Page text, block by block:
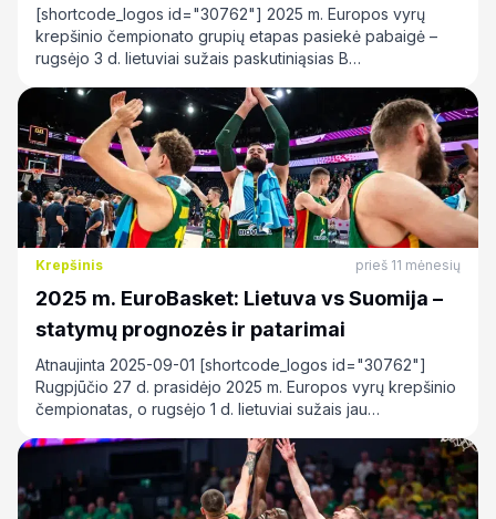
[shortcode_logos id="30762"] 2025 m. Europos vyrų
krepšinio čempionato grupių etapas pasiekė pabaigė –
rugsėjo 3 d. lietuviai sužais paskutiniąsias B…
Krepšinis prieš 11 mėnesių
2025 m. EuroBasket: Lietuva vs Suomija –
statymų prognozės ir patarimai
Atnaujinta 2025-09-01 [shortcode_logos id="30762"]
Rugpjūčio 27 d. prasidėjo 2025 m. Europos vyrų krepšinio
čempionatas, o rugsėjo 1 d. lietuviai sužais jau…